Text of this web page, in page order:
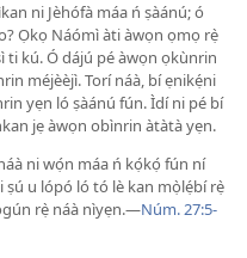
ni Jèhófà máa ń ṣàánú; ó
Ọkọ Náómì àti àwọn ọmọ rẹ̀
ti kú. Ó dájú pé àwọn ọkùnrin
méjèèjì. Torí náà, bí ẹnikẹ́ni
yẹn ló ṣàánú fún. Ìdí ni pé bí
jẹ àwọn obìnrin àtàtà yẹn.
ni wọ́n máa ń kọ́kọ́ fún ní
ṣú u lópó ló tó lè kan mọ̀lẹ́bí rẹ̀
rẹ̀ náà nìyẹn.—Núm. 27:5-